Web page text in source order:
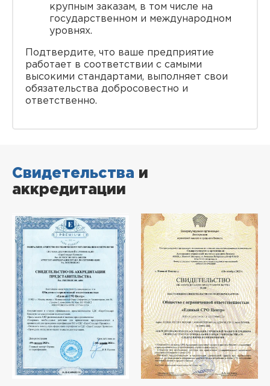
крупным заказам, в том числе на
государственном и международном
уровнях.
Подтвердите, что ваше предприятие
работает в соответствии с самыми
высокими стандартами, выполняет свои
обязательства добросовестно и
ответственно.
Свидетельства и
аккредитации